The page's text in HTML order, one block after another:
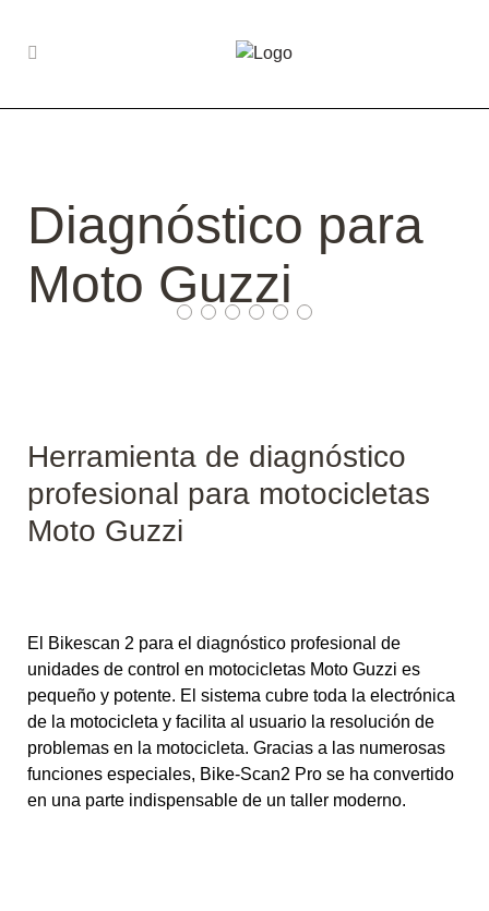
Diagnóstico para
Moto Guzzi
Herramienta de diagnóstico
profesional para motocicletas
Moto Guzzi
El Bikescan 2 para el diagnóstico profesional de
unidades de control en motocicletas Moto Guzzi es
pequeño y potente. El sistema cubre toda la electrónica
de la motocicleta y facilita al usuario la resolución de
problemas en la motocicleta. Gracias a las numerosas
funciones especiales, Bike-Scan2 Pro se ha convertido
en una parte indispensable de un taller moderno.